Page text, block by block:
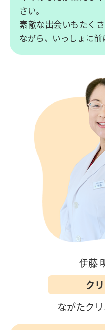
さい。
素敵な出会いもたく
ながら、いっしょに前
伊藤
ク
ながたク